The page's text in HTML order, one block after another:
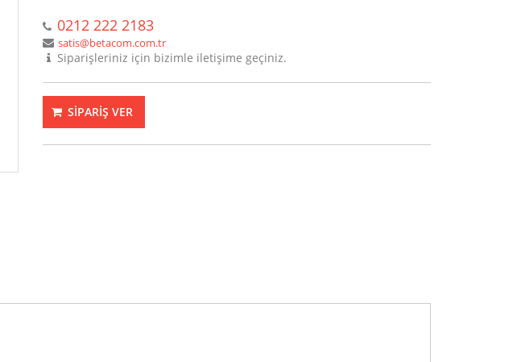
0212 222 2183
satis@betacom.com.tr
Siparişleriniz için bizimle iletişime geçiniz.
SİPARİŞ VER